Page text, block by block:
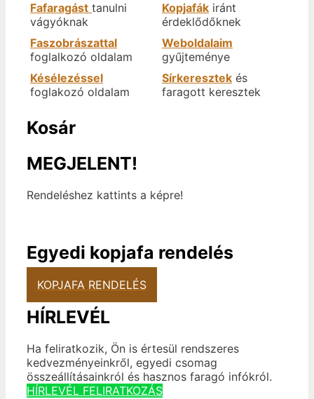
Fafaragást tanulni
vágyóknak
Kopjafák iránt
érdeklődőknek
Faszobrászattal
foglalkozó oldalam
Weboldalaim
gyűjteménye
Késélezéssel
foglakozó oldalam
Sírkeresztek és
faragott keresztek
Kosár
MEGJELENT!
Rendeléshez kattints a képre!
Egyedi kopjafa rendelés
KOPJAFA RENDELÉS
HÍRLEVÉL
Ha feliratkozik, Ön is értesül rendszeres
kedvezményeinkről, egyedi csomag
összeállításainkról és hasznos faragó infókról.
HÍRLEVÉL FELIRATKOZÁS